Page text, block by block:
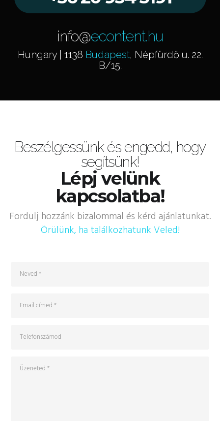
info@econtent.hu
Hungary | 1138 Budapest, Népfürdő u. 22.
B/15.
Beszélgessünk és engedd, hogy
segítsünk!
Lépj velünk
kapcsolatba!
Fordulj hozzánk bizalommal és kérd ajánlatunkat.
Örülünk, ha találkozhatunk Veled!